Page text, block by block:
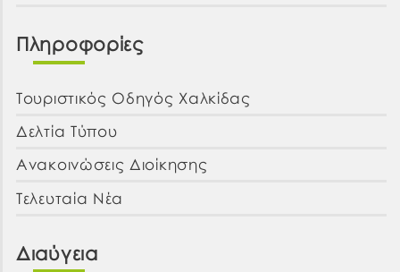
Πληροφορίες
Τουριστικός Οδηγός Χαλκίδας
Δελτία Τύπου
Ανακοινώσεις Διοίκησης
Τελευταία Νέα
Διαύγεια